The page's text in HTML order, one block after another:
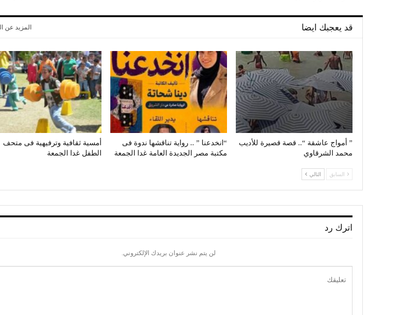
قد يعجبك ايضا المزيد عن
” أمواج عاشقة “.. قصة قصيرة للأديب
محمد الشرقاوي
“انخدعنا ” .. رواية تناقشها ندوة فى
مكتبة مصر الجديدة العامة غدا الجمعة
أمسية ثقافية وترفيهية فى متحف
الطفل غدا الجمعة
السابق التالي
اترك رد
لن يتم نشر عنوان بريدك الإلكتروني.